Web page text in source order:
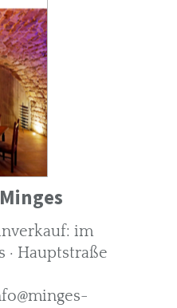
im
Hauptstraße